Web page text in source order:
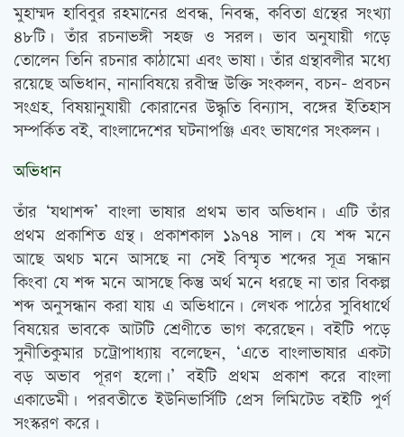
মুহাম্মদ হাবিবুর রহমানের প্রবন্ধ, নিবন্ধ, কবিতা গ্রন্থের সংখ্যা
৪৮টি। তাঁর রচনাভঙ্গী সহজ ও সরল। ভাব অনুযায়ী গড়ে
তোলেন তিনি রচনার কাঠামো এবং ভাষা। তাঁর গ্রন্থাবলীর মধ্যে
রয়েছে অভিধান, নানাবিষয়ে রবীন্দ্র উক্তি সংকলন, বচন- প্রবচন
সংগ্রহ, বিষয়ানুযায়ী কোরানের উদ্ধৃতি বিন্যাস, বঙ্গের ইতিহাস
সম্পর্কিত বই, বাংলাদেশের ঘটনাপঞ্জি এবং ভাষণের সংকলন।
অভিধান
তাঁর ‘যথাশব্দ’ বাংলা ভাষার প্রথম ভাব অভিধান। এটি তাঁর
প্রথম প্রকাশিত গ্রন্থ। প্রকাশকাল ১৯৭৪ সাল। যে শব্দ মনে
আছে অথচ মনে আসছে না সেই বিস্মৃত শব্দের সূত্র সন্ধান
কিংবা যে শব্দ মনে আসছে কিন্তু অর্থ মনে ধরছে না তার বিকল্প
শব্দ অনুসন্ধান করা যায় এ অভিধানে। লেখক পাঠের সুবিধার্থে
বিষয়ের ভাবকে আটটি শ্রেণীতে ভাগ করেছেন। বইটি পড়ে
সুনীতিকুমার চট্রোপাধ্যায় বলেছেন, ‘এতে বাংলাভাষার একটা
বড় অভাব পূরণ হলো।’ বইটি প্রথম প্রকাশ করে বাংলা
একাডেমী। পরবতীতে ইউনিভার্সিটি প্রেস লিমিটেড বইটি পুর্ণ
সংস্করণ করে।